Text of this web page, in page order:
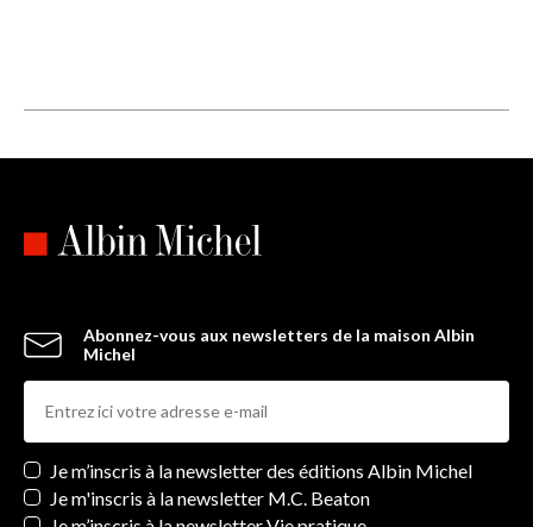
Abonnez-vous aux newsletters de la maison Albin
Michel
Newsletters
Je m’inscris à la newsletter des éditions Albin Michel
Je m'inscris à la newsletter M.C. Beaton